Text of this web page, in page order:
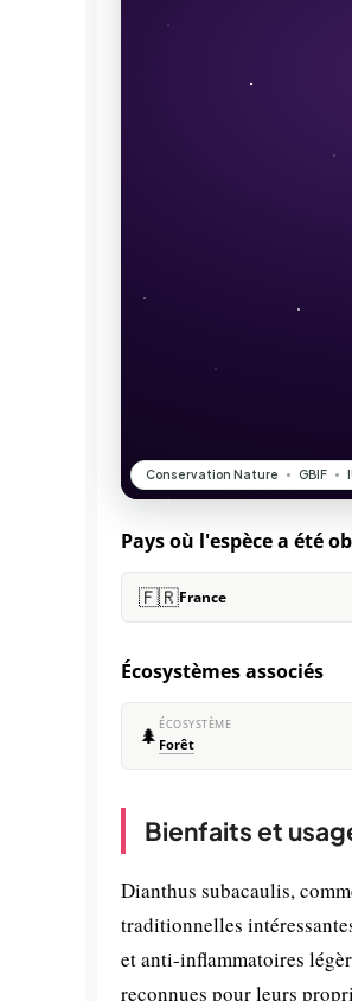
Pays où l'espèce a été
🇫🇷France
Écosystèmes associés
🌲 ÉCOSYSTÈME
Forêt
Bienfaits et
Dianthus subacaulis,
traditionnelles
et anti-inflammatoires
reconnues pour leurs